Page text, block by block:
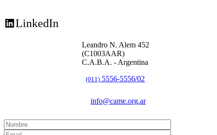
LinkedIn
Leandro N. Alem 452
(C1003AAR)
C.A.B.A. - Argentina
(011) 5556-5556/02
info@came.org.ar